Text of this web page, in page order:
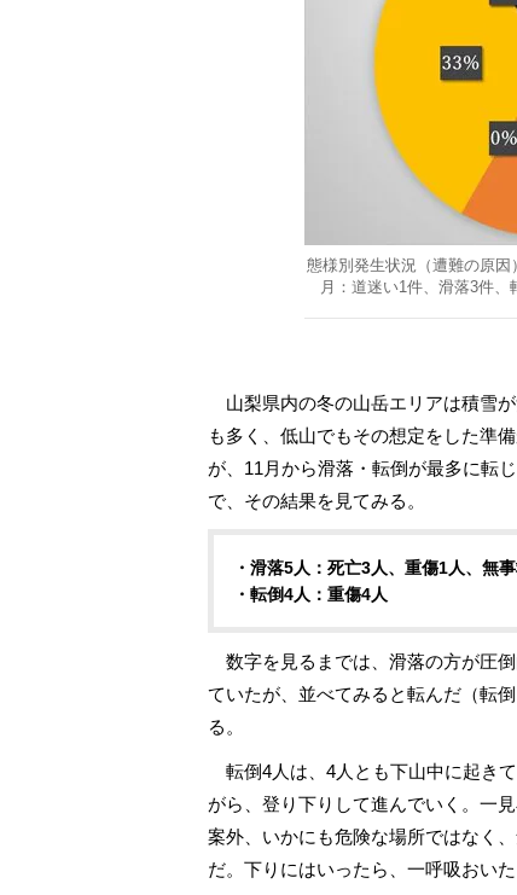
態様別発生状況（遭難の原
月：道迷い1件、滑落3件、
山梨県内の冬の山岳エリアは積雪
も多く、低山でもその想定をした準
が、11月から滑落・転倒が最多に転
で、その結果を見てみる。
・滑落5人：死亡3人、重傷1人、無
・転倒4人：重傷4人
数字を見るまでは、滑落の方が圧
ていたが、並べてみると転んだ（転
る。
転倒4人は、4人とも下山中に起き
がら、登り下りして進んでいく。一
案外、いかにも危険な場所ではなく
だ。下りにはいったら、一呼吸おい